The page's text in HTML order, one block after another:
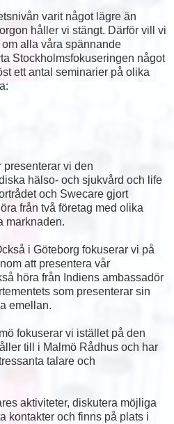
varit något lägre än
håller vi stängt. Därför vill vi
alla våra spännande
Stockholmsfokuseringen något
ett antal seminarier på olika
presenterar vi den
hälso- och sjukvård och life
och Swecare gjort
från två företag med olika
marknaden.
i Göteborg fokuserar vi på
att presentera vår
höra från Indiens ambassadör
som presenterar sin
emellan.
fokuserar vi istället på den
till i Malmö Rådhus och har
talare och
aktiviteter, diskutera möjliga
kontakter och finns på plats i